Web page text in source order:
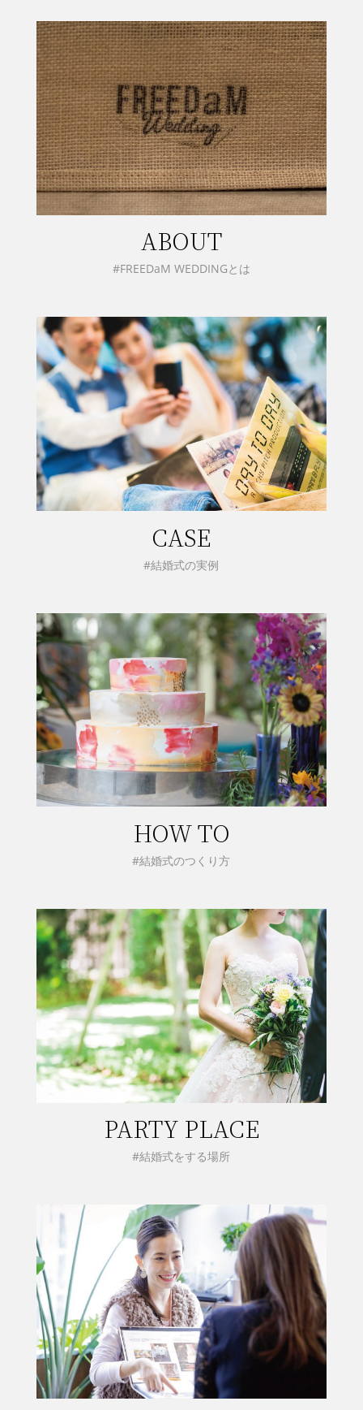
ABOUT
#FREEDaM WEDDINGとは
CASE
#結婚式の実例
HOW TO
#結婚式のつくり方
PARTY PLACE
#結婚式をする場所